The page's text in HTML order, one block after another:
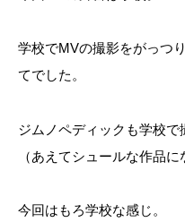
学校でMVの撮影をがっつ
てでした。
ジムノペディックも学校で
（あえてシュールな作品
今回はもろ学校な感じ。